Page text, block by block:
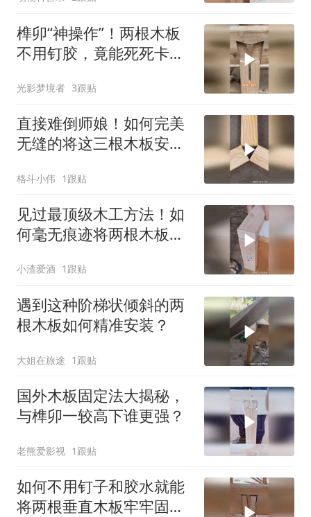
榫卯“神操作”！两根木板
不用钉胶，竟能死死卡成
光影梦境者 3跟贴
直接难倒师娘！如何完美
无缝的将这三根木板安装
格斗小伟 1跟贴
见过最顶级木工方法！如
何毫无痕迹将两根木板垂
小渣爱酒 1跟贴
遇到这种阶梯状倾斜的两
根木板如何精准安装？
大姐在旅途 1跟贴
国外木板固定法大揭秘，
与榫卯一较高下谁更强？
老熊爱影视 1跟贴
如何不用钉子和胶水就能
将两根垂直木板牢牢固定